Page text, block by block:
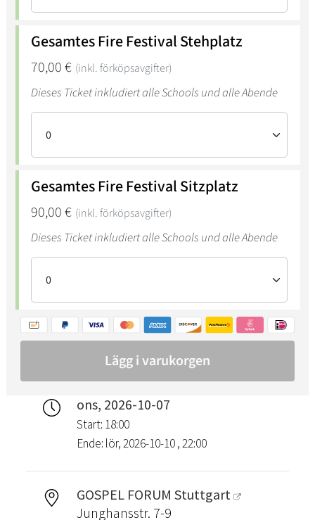
ons, 2026-10-07
Start: 18:00
Ende: lör, 2026-10-10 , 22:00
GOSPEL FORUM Stuttgart
Junghansstr. 7-9